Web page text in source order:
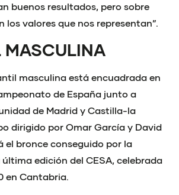
buenos resultados, pero sobre
los valores que nos representan”.
MASCULINA
masculina está encuadrada en
de España junto a
de Madrid y Castilla-la
dirigido por Omar García y David
el bronce conseguido por la
edición del CESA, celebrada
en Cantabria.